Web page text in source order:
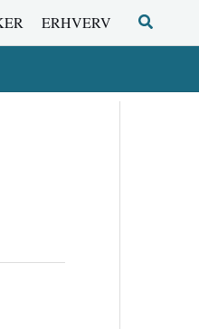
ERHVERV Søg